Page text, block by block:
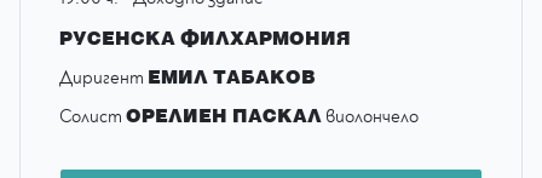
РУСЕНСКА ФИЛХАРМОНИЯ
Диригент ЕМИЛ ТАБАКОВ
Солист ОРЕЛИЕН ПАСКАЛ виолончело